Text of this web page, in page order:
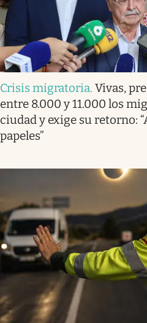
Crisis migratoria. Vivas,
entre 8.000 y 11.000 los
ciudad y exige su retorno:
papeles”